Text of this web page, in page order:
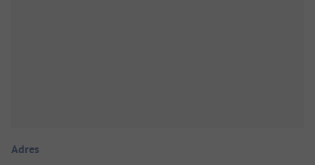
Adres